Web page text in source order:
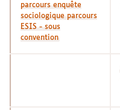
parcours enquête
sociologique parcours
ESIS - sous
convention